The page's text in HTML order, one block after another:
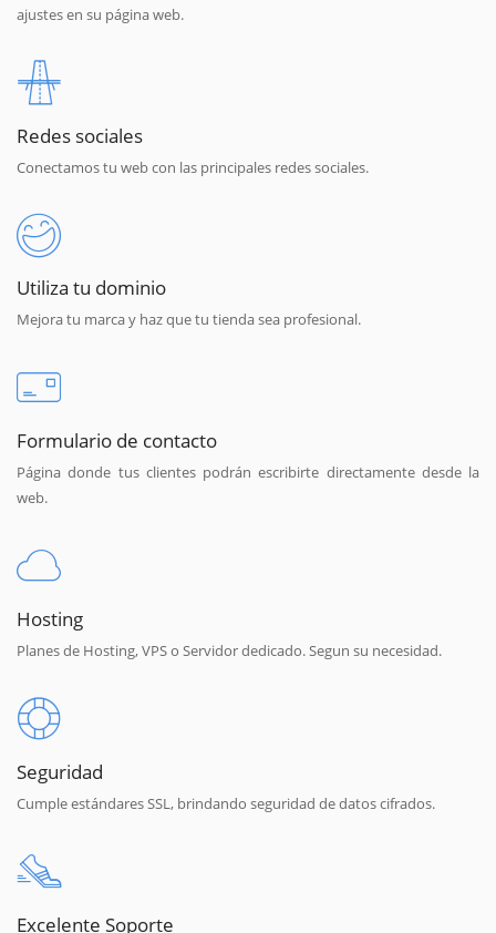
ajustes en su página web.
Redes sociales
Conectamos tu web con las principales redes sociales.
Utiliza tu dominio
Mejora tu marca y haz que tu tienda sea profesional.
Formulario de contacto
Página donde tus clientes podrán escribirte directamente desde la
web.
Hosting
Planes de Hosting, VPS o Servidor dedicado. Segun su necesidad.
Seguridad
Cumple estándares SSL, brindando seguridad de datos cifrados.
Excelente Soporte